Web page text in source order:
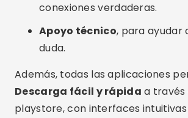
conexiones verdaderas.
Apoyo técnico, para ayudar
duda.
Además, todas las aplicaciones
Descarga fácil y rápida a través
playstore, con interfaces